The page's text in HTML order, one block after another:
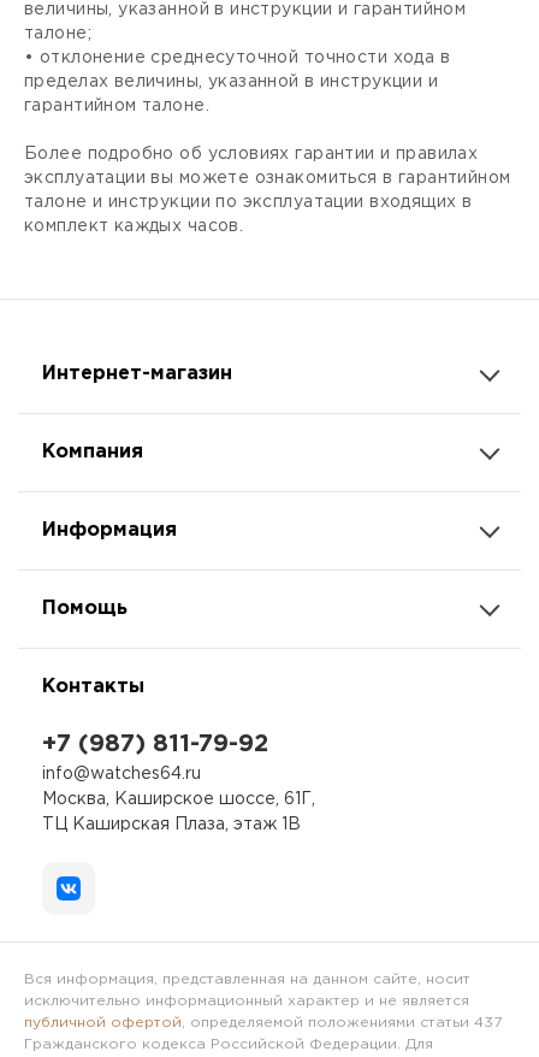
величины, указанной в инструкции и гарантийном
талоне;
• отклонение среднесуточной точности хода в
пределах величины, указанной в инструкции и
гарантийном талоне.
Более подробно об условиях гарантии и правилах
эксплуатации вы можете ознакомиться в гарантийном
талоне и инструкции по эксплуатации входящих в
комплект каждых часов.
Интернет-магазин
Компания
Информация
Помощь
Контакты
+7 (987) 811-79-92
info@watches64.ru
Москва, Каширское шоссе, 61Г,
ТЦ Каширская Плаза, этаж 1В
Вся информация, представленная на данном сайте, носит
исключительно информационный характер и не является
публичной офертой , определяемой положениями статьи 437
Гражданского кодекса Российской Федерации. Для